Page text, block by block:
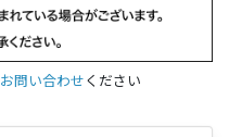
お問い合わせください